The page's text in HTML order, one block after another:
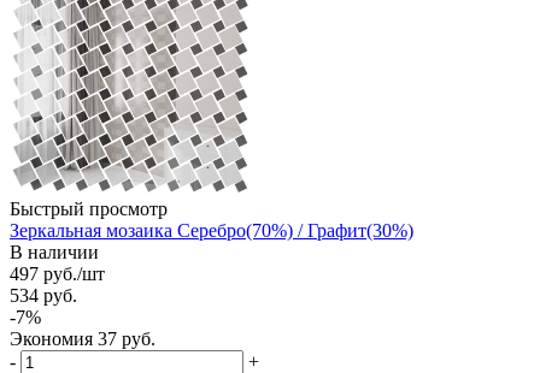
Быстрый просмотр
Зеркальная мозаика Серебро(70%) / Графит(30%)
В наличии
497 руб./шт
534 руб.
-7%
Экономия 37 руб.
-
+